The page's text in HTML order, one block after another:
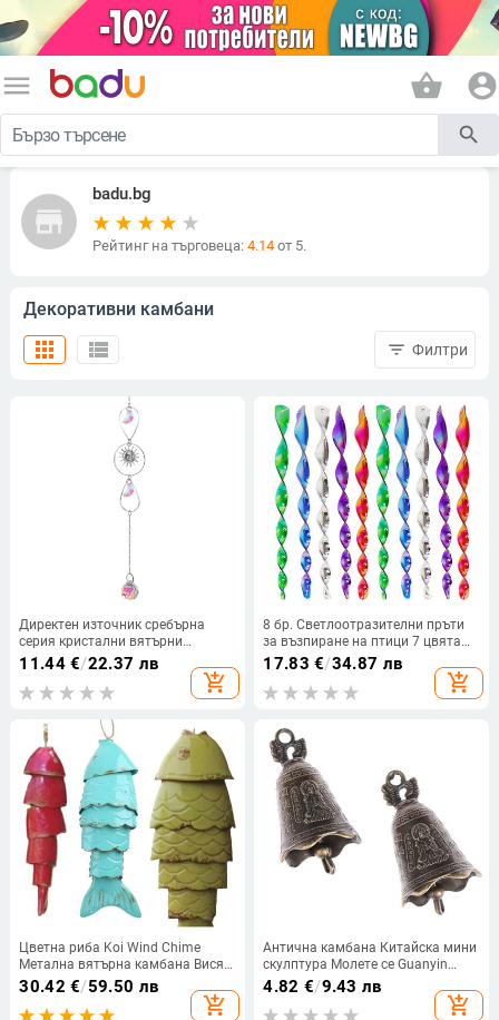
menu shopping_basket account_circle
search
store
badu.bg
Рейтинг на търговеца: 4.14от 5.
Декоративни камбани
view_list
apps filter_list Филтри
Директен източник сребърна
серия кристални вятърни
камбанки, звезди, луна, ловец на
слънце
11.44€/22.37 лв
add_shopping_cart
8 бр. Светлоотразителни пръти
за възпиране на птици 7 цвята
30 см висящи репеленти за птици
Светлоотразителна спирала от
вятър Градинска защита против
17.83 €/34.87 лв
add_shopping_cart
Цветна риба Koi Wind Chime
Метална вятърна камбана Висящ
орнамент Крайбрежна Wind
Chime
30.42 €/59.50 лв
add_shopping_cart
Антична камбана Китайска мини
скулптура Молете се Guanyin
Buddha Bell Shui Feng Bell
4.82 €/9.43 лв
add_shopping_cart